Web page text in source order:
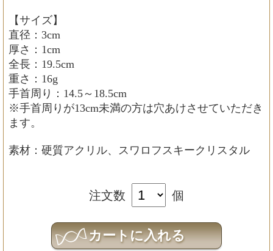
【サイズ】
直径：3cm
厚さ：1cm
全長：19.5cm
重さ：16g
手首周り：14.5～18.5cm
※手首周りが13cm未満の方は穴あけさせていただき
ます。
素材：硬質アクリル、スワロフスキークリスタル
注文数 個